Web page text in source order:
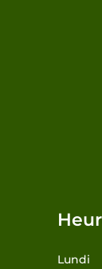
Lundi